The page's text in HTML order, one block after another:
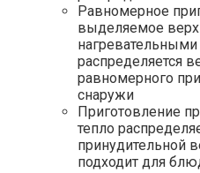
Равномерное
выделяемое
распределяется
равномерного
снаружи
Приготовление
тепло
принудительной
подходит для